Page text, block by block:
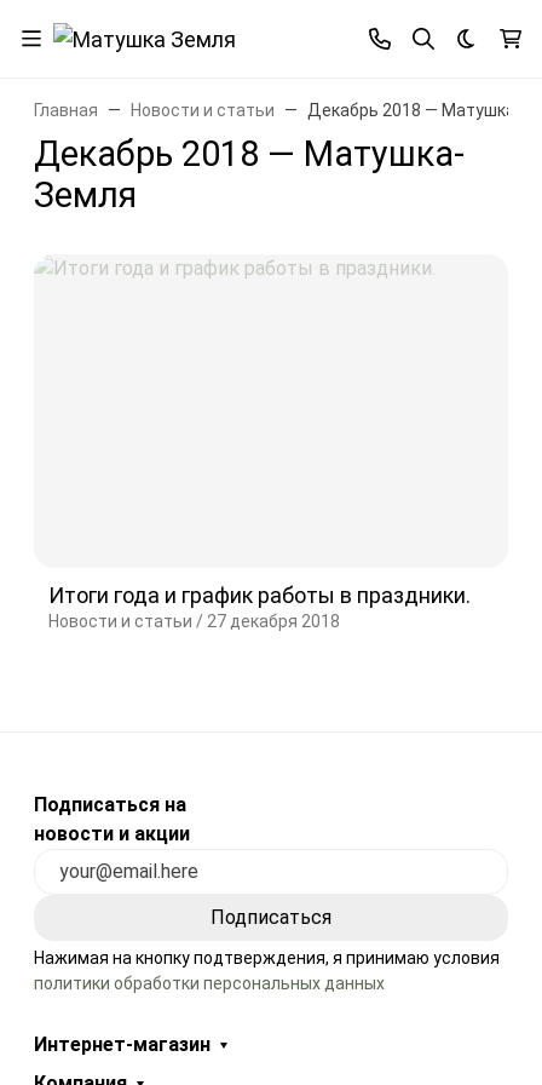
Темная
Главная Новости и статьи Декабрь 2018 — Матушка-
Декабрь 2018 — Матушка-
Земля
Итоги года и график работы в праздники.
Новости и статьи / 27 декабря 2018
Подписаться на
новости и акции
Нажимая на кнопку подтверждения, я принимаю условия
политики обработки персональных данных
Интернет-магазин